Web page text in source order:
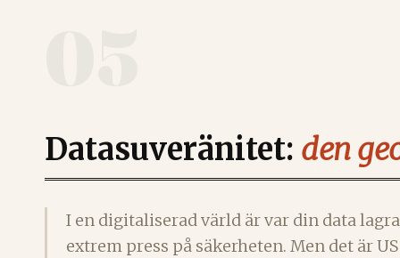
Datasuveränitet: den
I en digitaliserad värld är var din data
extrem press på säkerheten. Men det är